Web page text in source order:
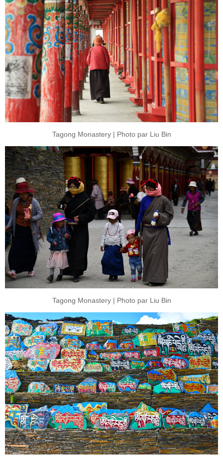
Tagong Monastery | Photo par Liu Bin
Tagong Monastery | Photo par Liu Bin